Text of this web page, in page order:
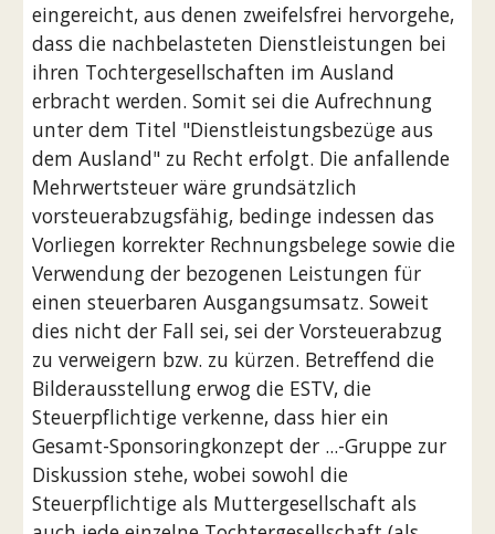
eingereicht, aus denen zweifelsfrei hervorgehe,
dass die nachbelasteten Dienstleistungen bei
ihren Tochtergesellschaften im Ausland
erbracht werden. Somit sei die Aufrechnung
unter dem Titel "Dienstleistungsbezüge aus
dem Ausland" zu Recht erfolgt. Die anfallende
Mehrwertsteuer wäre grundsätzlich
vorsteuerabzugsfähig, bedinge indessen das
Vorliegen korrekter Rechnungsbelege sowie die
Verwendung der bezogenen Leistungen für
einen steuerbaren Ausgangsumsatz. Soweit
dies nicht der Fall sei, sei der Vorsteuerabzug
zu verweigern bzw. zu kürzen. Betreffend die
Bilderausstellung erwog die ESTV, die
Steuerpflichtige verkenne, dass hier ein
Gesamt-Sponsoringkonzept der ...-Gruppe zur
Diskussion stehe, wobei sowohl die
Steuerpflichtige als Muttergesellschaft als